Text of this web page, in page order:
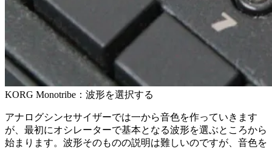
KORG Monotribe：波形を選択する
アナログシンセサイザーでは一から音色を作っていきます
が、最初にオシレーターで基本となる波形を選ぶところから
始まります。波形そのものの説明は難しいのですが、音色を